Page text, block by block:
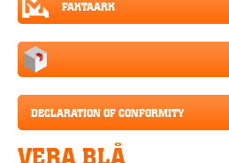
FAKTAARK
DECLARATION OF CONFORMITY
VERA BLÅ